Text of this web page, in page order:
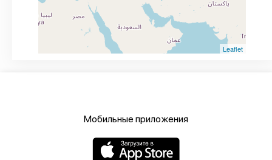
Leaflet
Мобильные приложения